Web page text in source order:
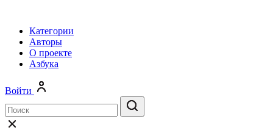
Категории
Авторы
О проекте
Азбука
Войти